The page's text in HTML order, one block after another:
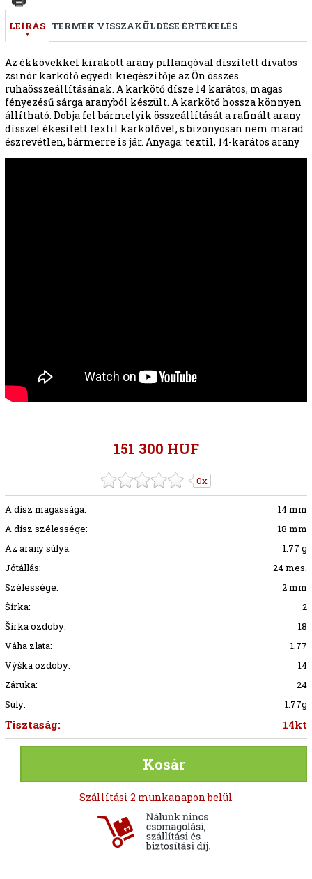
LEÍRÁS TERMÉK VISSZAKÜLDÉSE ÉRTÉKELÉS
Az ékkövekkel kirakott arany pillangóval díszített divatos
zsinór karkötő egyedi kiegészítője az Ön összes
ruhaösszeállításának. A karkötő dísze 14 karátos, magas
fényezésű sárga aranyból készült. A karkötő hossza könnyen
állítható. Dobja fel bármelyik összeállítását a rafinált arany
dísszel ékesített textil karkötővel, s bizonyosan nem marad
észrevétlen, bármerre is jár. Anyaga: textil, 14-karátos arany
151 300 HUF
0x
A dísz magassága:
14 mm
A dísz szélessége:
18 mm
Az arany súlya:
1.77 g
Jótállás:
24 mes.
Szélessége:
2 mm
Šírka:
2
Šírka ozdoby:
18
Váha zlata:
1.77
Výška ozdoby:
14
Záruka:
24
Súly:
1.77g
Tisztaság: 14kt
Kosár
Szállítási 2 munkanapon belül